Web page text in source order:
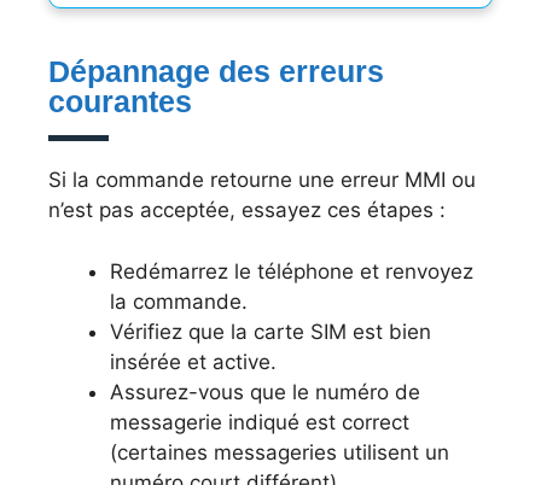
Dépannage des erreurs
courantes
Si la commande retourne une erreur MMI ou
n’est pas acceptée, essayez ces étapes :
Redémarrez le téléphone et renvoyez
la commande.
Vérifiez que la carte SIM est bien
insérée et active.
Assurez-vous que le numéro de
messagerie indiqué est correct
(certaines messageries utilisent un